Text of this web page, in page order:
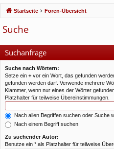
ne
llz
ug
rif
f
en
lie
de
Startseite Foren-Übersicht
Suche
Suchanfrage
Suche nach Wörtern:
Setze ein + vor ein Wort, das gefunden
gefunden werden darf. Verwende mehrere
Klammer, wenn nur eines der Wörter
Platzhalter für teilweise Übereinstimmungen.
Nach allen Begriffen suchen oder Suche
Nach einem Begriff suchen
Zu suchender Autor:
Benutze ein * als Platzhalter für teilweise